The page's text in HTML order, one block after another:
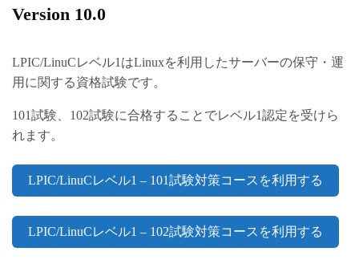
Version 10.0
LPIC/LinuCレベル1はLinuxを利用したサーバーの保守・運
用に関する資格試験です。
101試験、102試験に合格することでレベル1認定を受けら
れます。
LPIC/LinuCレベル1 – 101試験対策コースを利用する
LPIC/LinuCレベル1 – 102試験対策コースを利用する